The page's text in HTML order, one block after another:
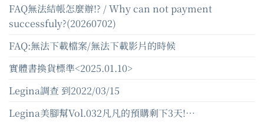
FAQ無法結帳怎麼辦!? / Why can not payment
successfuly?(20260702)
FAQ:無法下載檔案/無法下載影片的時候
實體書換貨標準<2025.01.10>
Legina調查 到2022/03/15
Legina美腳幫Vol.032凡凡的預購剩下3天!…